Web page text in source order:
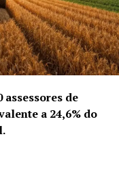
que faz
milhões de pessoas.
Brasil-China.
em avaliação
assessores de
a 24,6% do